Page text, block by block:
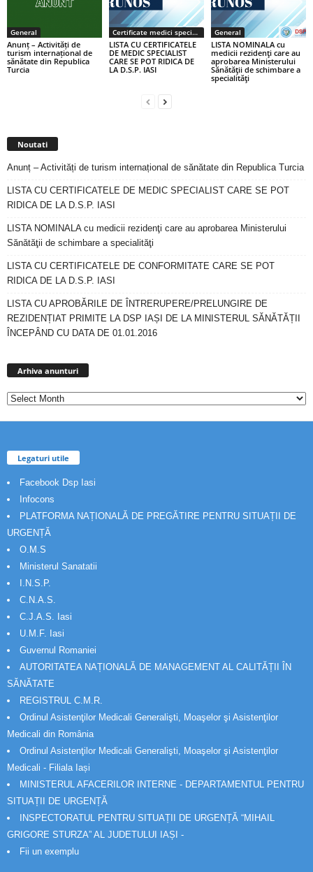
General
Anunț – Activități de
turism internațional de
sănătate din Republica
Turcia
Certificate medici specialiști / primari
LISTA CU CERTIFICATELE
DE MEDIC SPECIALIST
CARE SE POT RIDICA DE
LA D.S.P. IASI
General
LISTA NOMINALA cu
medicii rezidenţi care au
aprobarea Ministerului
Sănătăţii de schimbare a
specialităţi
Noutati
Anunț – Activități de turism internațional de sănătate din Republica Turcia
LISTA CU CERTIFICATELE DE MEDIC SPECIALIST CARE SE POT
RIDICA DE LA D.S.P. IASI
LISTA NOMINALA cu medicii rezidenţi care au aprobarea Ministerului
Sănătăţii de schimbare a specialităţi
LISTA CU CERTIFICATELE DE CONFORMITATE CARE SE POT
RIDICA DE LA D.S.P. IASI
LISTA CU APROBĂRILE DE ÎNTRERUPERE/PRELUNGIRE DE
REZIDENȚIAT PRIMITE LA DSP IAȘI DE LA MINISTERUL SĂNĂTĂȚII
ÎNCEPÂND CU DATA DE 01.01.2016
Arhiva anunturi
Legaturi utile
Facebook Dsp Iasi
Infocons
PLATFORMA NAȚIONALĂ DE PREGĂTIRE PENTRU SITUAȚII DE
URGENȚĂ
O.M.S
Ministerul Sanatatii
I.N.S.P.
C.N.A.S.
C.J.A.S. Iasi
U.M.F. Iasi
Guvernul Romaniei
AUTORITATEA NAȚIONALĂ DE MANAGEMENT AL CALITĂȚII ÎN
SĂNĂTATE
REGISTRUL C.M.R.
Ordinul Asistenţilor Medicali Generalişti, Moaşelor şi Asistenţilor
Medicali din România
Ordinul Asistenţilor Medicali Generalişti, Moaşelor şi Asistenţilor
Medicali - Filiala Iași
MINISTERUL AFACERILOR INTERNE - DEPARTAMENTUL PENTRU
SITUAȚII DE URGENȚĂ
INSPECTORATUL PENTRU SITUAȚII DE URGENȚĂ “MIHAIL
GRIGORE STURZA” AL JUDETULUI IAȘI -
Fii un exemplu